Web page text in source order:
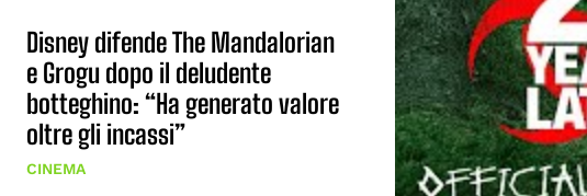
Disney difende The Mandalorian
e Grogu dopo il deludente
botteghino: “Ha generato valore
oltre gli incassi”
CINEMA